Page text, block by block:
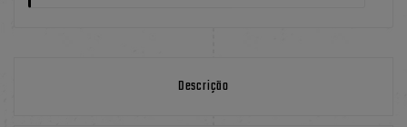
Descrição